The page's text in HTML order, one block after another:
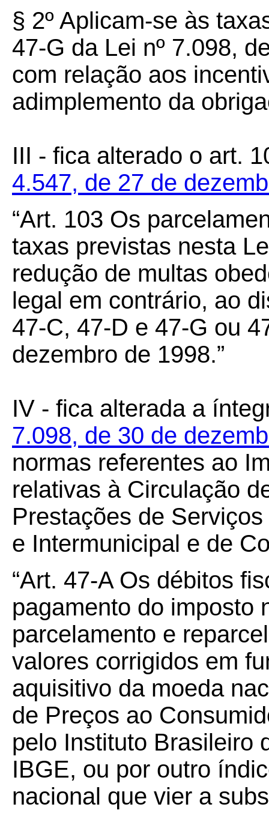
§ 2º Aplicam-se às
47-G da Lei nº 7.098,
com relação aos
adimplemento da
III - fica alterado o art.
4.547, de 27 de
“Art. 103 Os
taxas previstas nesta
redução de multas
legal em contrário, ao
47-C, 47-D e 47-G ou
dezembro de 1998.”
IV - fica alterada a
7.098, de 30 de
normas referentes ao
relativas à Circulação
Prestações de
e Intermunicipal e de
“Art. 47-A Os débitos
pagamento do imposto
parcelamento e
valores corrigidos em
aquisitivo da moeda
de Preços ao
pelo Instituto Brasileiro
IBGE, ou por outro
nacional que vier a